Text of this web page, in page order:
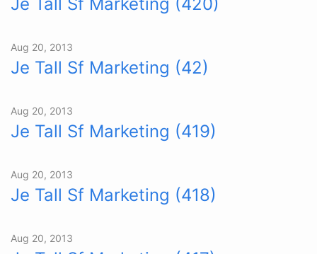
Aug 20, 2013
Je Tall Sf Marketing (42)
Aug 20, 2013
Je Tall Sf Marketing (419)
Aug 20, 2013
Je Tall Sf Marketing (418)
Aug 20, 2013